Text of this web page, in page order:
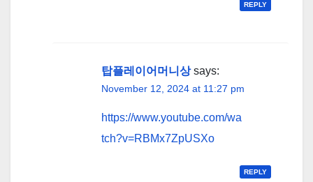
REPLY
탑플레이어머니상 says:
November 12, 2024 at 11:27 pm
https://www.youtube.com/wa
tch?v=RBMx7ZpUSXo
REPLY